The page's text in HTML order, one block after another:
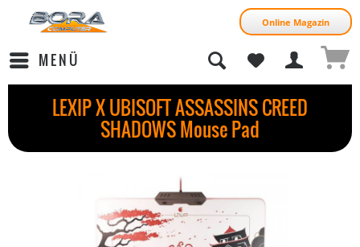
Online Magazin
MENÜ
LEXIP X UBISOFT ASSASSINS CREED
SHADOWS Mouse Pad